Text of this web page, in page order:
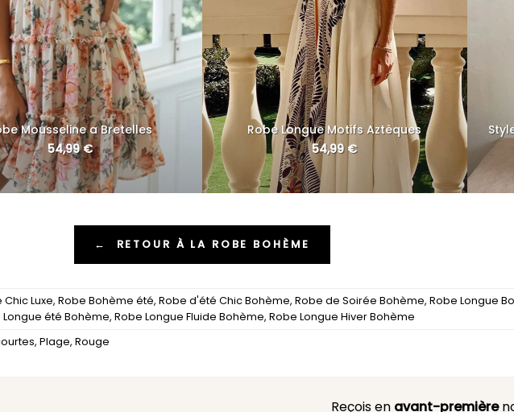
Mousseline a Bretelles
54,99€
Robe Longue Motifs Aztèques
54,99 €
← RETOUR À LA ROBE BOHÈME
Luxe, Robe Bohème été, Robe d'été Chic Bohème, Robe de Soirée Bohème, Robe Longue
Longue été Bohème, Robe Longue Fluide Bohème, Robe Longue Hiver Bohème
, Plage, Rouge
Reçois en avant-première